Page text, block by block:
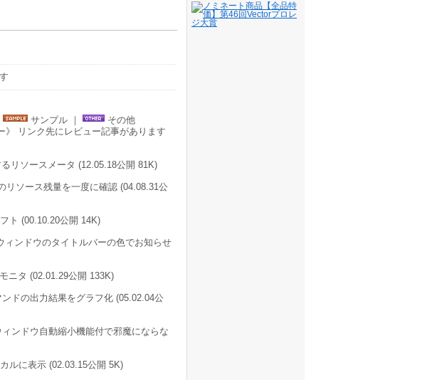
サンプル ｜
その他
リンク先にレビュー記事があります
リソースメータ (12.05.18公開 81K)
リソース残量を一度に確認 (04.08.31公
ト (00.10.20公開 14K)
ンドウのタイトルバーの色でお知らせ
ニタ (02.01.29公開 133K)
ドの出力結果をグラフ化 (05.02.04公
ンドウ自動縮小機能付で邪魔にならな
ルに表示 (02.03.15公開 5K)